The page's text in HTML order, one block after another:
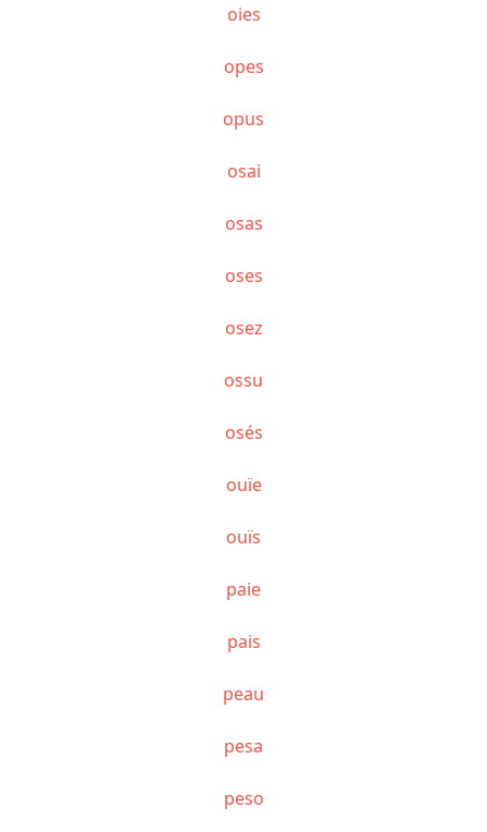
oies
opes
opus
osai
osas
oses
osez
ossu
osés
ouïe
ouïs
paie
pais
peau
pesa
peso